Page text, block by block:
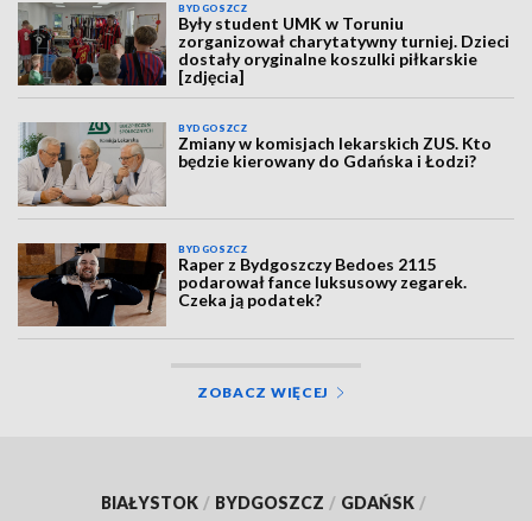
BYDGOSZCZ
Były student UMK w Toruniu
zorganizował charytatywny turniej. Dzieci
dostały oryginalne koszulki piłkarskie
[zdjęcia]
BYDGOSZCZ
Zmiany w komisjach lekarskich ZUS. Kto
będzie kierowany do Gdańska i Łodzi?
BYDGOSZCZ
Raper z Bydgoszczy Bedoes 2115
podarował fance luksusowy zegarek.
Czeka ją podatek?
ZOBACZ WIĘCEJ
BIAŁYSTOK / BYDGOSZCZ / GDAŃSK /